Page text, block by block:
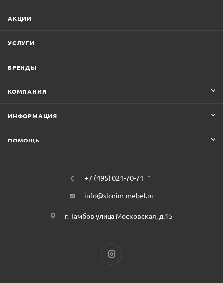
АКЦИИ
УСЛУГИ
БРЕНДЫ
КОМПАНИЯ
ИНФОРМАЦИЯ
ПОМОЩЬ
+7 (495) 021-70-71
info@slonim-mebel.ru
г. Тамбов улица Московская, д.15